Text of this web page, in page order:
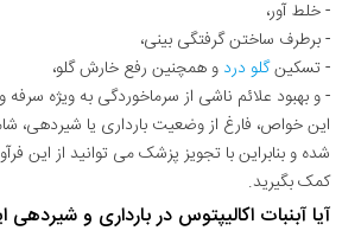
- خلط آور،
- برطرف ساختن گرفتگی بینی،
- تسکینگلو درد و همچنین رفع خارش گلو،
- و بهبود علائم ناشی از سرماخوردگی به ویژه
شده و بنابراین با تجویز پزشک می توانید از این
کمک بگیرید.
آیا آبنبات اکالیپتوس در بارداری و